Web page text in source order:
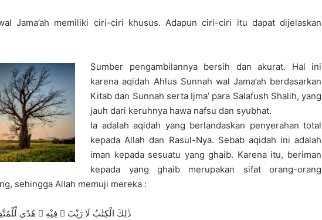
Jama’ah memiliki ciri-ciri khusus. Adapun ciri-ciri itu dapat dijelaskan
Sumber pengambilannya bersih dan akurat. Hal ini
karena aqidah Ahlus Sunnah wal Jama’ah berdasarkan
Kitab dan Sunnah serta Ijma’ para Salafush Shalih, yang
jauh dari keruhnya hawa nafsu dan syubhat.
Ia adalah aqidah yang berlandaskan penyerahan total
kepada Allah dan Rasul-Nya. Sebab aqidah ini adalah
iman kepada sesuatu yang ghaib. Karena itu, beriman
kepada yang ghaib merupakan sifat orang-orang
sehingga Allah memuji mereka :
ذٰلِكَ الْكِتٰبُ لَا رَيْبَ ۛ فِيْهِ ۛ هُدًى